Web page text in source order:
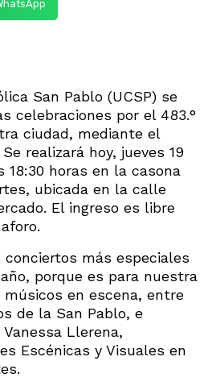
San Pablo (UCSP) se
celebraciones por el 483.°
ciudad, mediante el
realizará hoy, jueves 19
18:30 horas en la casona
ubicada en la calle
El ingreso es libre
conciertos más especiales
porque es para nuestra
músicos en escena, entre
de la San Pablo, e
Llerena,
Escénicas y Visuales en